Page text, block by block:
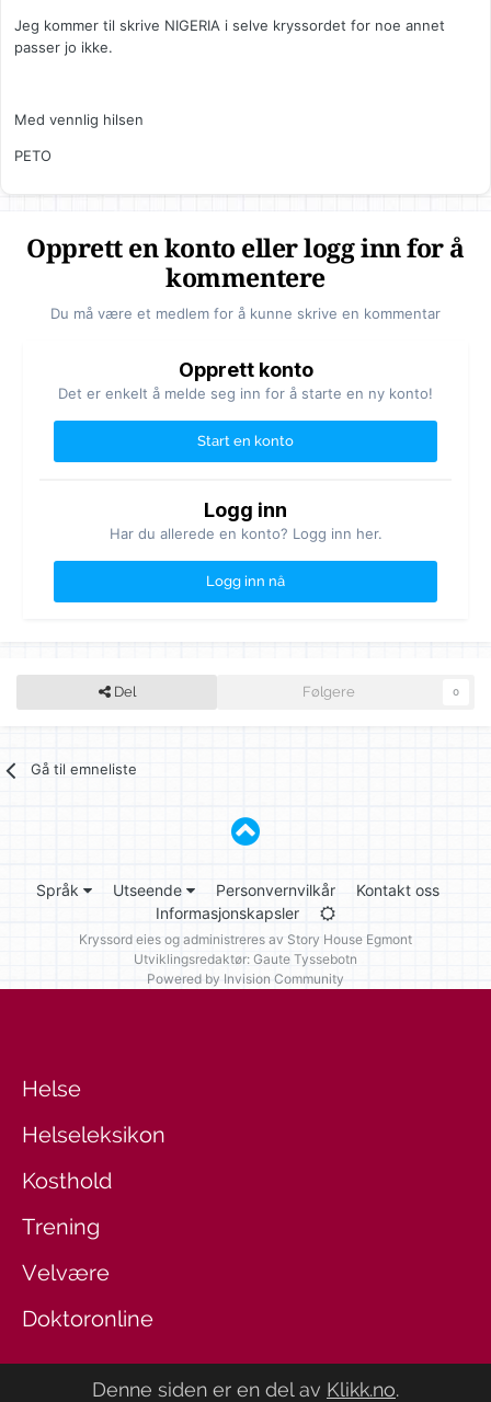
Jeg kommer til skrive NIGERIA i selve kryssordet for noe annet
passer jo ikke.
Med vennlig hilsen
PETO
Opprett en konto eller logg inn for å
kommentere
Du må være et medlem for å kunne skrive en kommentar
Opprett konto
Det er enkelt å melde seg inn for å starte en ny konto!
Start en konto
Logg inn
Har du allerede en konto? Logg inn her.
Logg inn nå
Del Følgere 0
Gå til emneliste
Språk Utseende Personvernvilkår
Kontakt oss
Informasjonskapsler
Kryssord eies og administreres av Story House Egmont
Utviklingsredaktør: Gaute Tyssebotn
Powered by Invision Community
Helse
Helseleksikon
Kosthold
Trening
Velvære
Doktoronline
Denne siden er en del av Klikk.no.